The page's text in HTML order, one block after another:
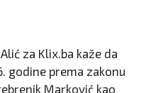
za Klix.ba kaže da
godine prema zakonu
Marković kao